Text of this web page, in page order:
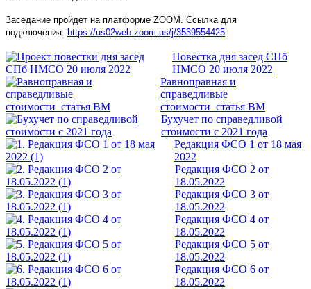
Заседание пройдет на платформе ZOOM. Ссылка для
подключения: https://us02web.zoom.us/j/3539554425
Повестка дня засед СПб
НМСО 20 июля 2022
Равноправная и
справедливые
стоимости_статья ВМ
Бухучет по справедливой
стоимости с 2021 года
Редакция ФСО 1 от 18 мая
2022
Редакция ФСО 2 от
18.05.2022
Редакция ФСО 3 от
18.05.2022
Редакция ФСО 4 от
18.05.2022
Редакция ФСО 5 от
18.05.2022
Редакция ФСО 6 от
18.05.2022